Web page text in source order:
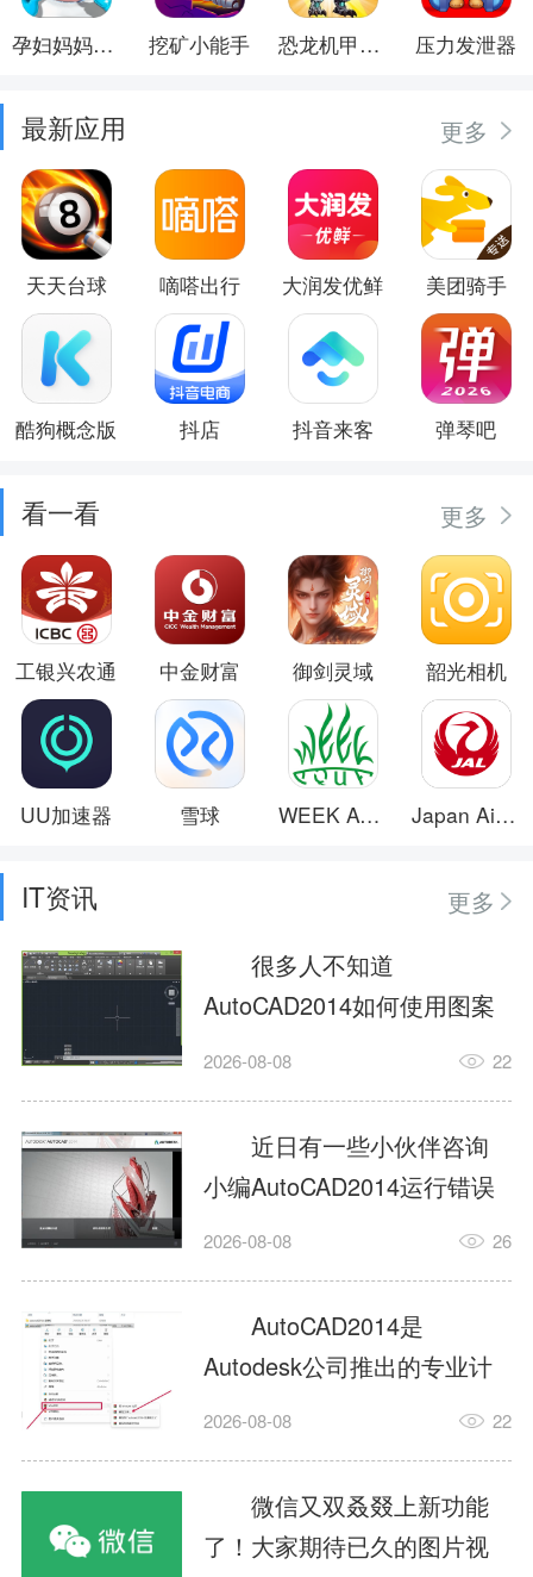
孕妇妈妈日记 挖矿小能手 恐龙机甲射手 压力发泄器
最新应用 更多
天天台球 嘀嗒出行 大润发优鲜 美团骑手
酷狗概念版 抖店 抖音来客 弹琴吧
看一看 更多
工银兴农通 中金财富 御剑灵域 韶光相机
UU加速器 雪球 WEEK AQUA Japan Airlines
IT资讯
更多
很多人不知道
AutoCAD2014如何使用图案
填充?今日为你们带来的文章
用图案填充的内容，还有不
清楚小伙伴和小编一起去学
习一下吧。1.打开
AutoCAD2014这款软件，进
入AutoCAD2014的操作界
面，如图所示：2.在该界面内
找到矩形选项，如图所示：3.
点击矩...
2026-08-08 22
近日有一些小伙伴咨询
小编AutoCAD2014运行错误
怎么办?下面就为大家带来了
办的解决方法，有需要的小
伙伴可以来了解了解哦。1.打
开控制面板，选择
AutodeskAutoCAD2014。2.
等AutodeskAutoCAD2014的
安装程序加载完毕。3.选择添
加/...
2026-08-08 26
AutoCAD2014是
Autodesk公司推出的专业计
算机辅助设计（CAD）软
子、建筑、服装等多个工程
与设计领域。作为行业标准
工具之一，它提供了强大的
2026-08-08 22
微信又双叒叕上新功能
了！大家期待已久的图片视